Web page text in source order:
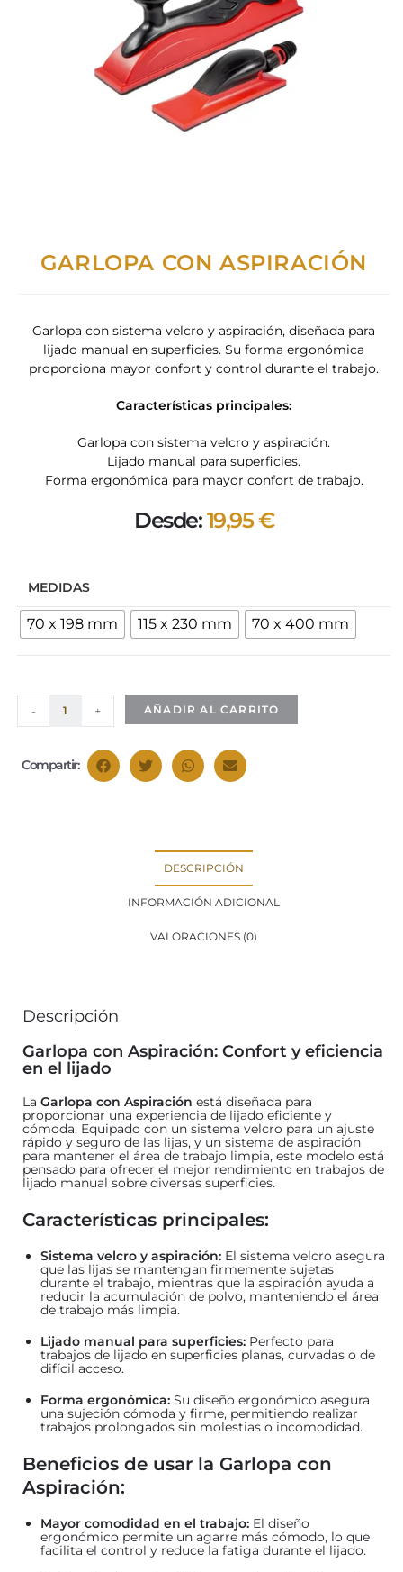
GARLOPA CON ASPIRACIÓN
Garlopa con sistema velcro y aspiración, diseñada para
lijado manual en superficies. Su forma ergonómica
proporciona mayor confort y control durante el trabajo.
Características principales:
Garlopa con sistema velcro y aspiración.
Lijado manual para superficies.
Forma ergonómica para mayor confort de trabajo.
Desde:19,95€
MEDIDAS
70 x 198 mm 115 x 230 mm 70 x 400 mm
- + AÑADIR AL CARRITO
Compartir:
DESCRIPCIÓN
INFORMACIÓN ADICIONAL
VALORACIONES (0)
Descripción
Garlopa con Aspiración: Confort y eficiencia
en el lijado
La Garlopa con Aspiración está diseñada para
proporcionar una experiencia de lijado eficiente y
cómoda. Equipado con un sistema velcro para un ajuste
rápido y seguro de las lijas, y un sistema de aspiración
para mantener el área de trabajo limpia, este modelo está
pensado para ofrecer el mejor rendimiento en trabajos de
lijado manual sobre diversas superficies.
Características principales:
Sistema velcro y aspiración: El sistema velcro asegura
que las lijas se mantengan firmemente sujetas
durante el trabajo, mientras que la aspiración ayuda a
reducir la acumulación de polvo, manteniendo el área
de trabajo más limpia.
Lijado manual para superficies: Perfecto para
trabajos de lijado en superficies planas, curvadas o de
difícil acceso.
Forma ergonómica: Su diseño ergonómico asegura
una sujeción cómoda y firme, permitiendo realizar
trabajos prolongados sin molestias o incomodidad.
Beneficios de usar la Garlopa con
Aspiración:
Mayor comodidad en el trabajo: El diseño
ergonómico permite un agarre más cómodo, lo que
facilita el control y reduce la fatiga durante el lijado.